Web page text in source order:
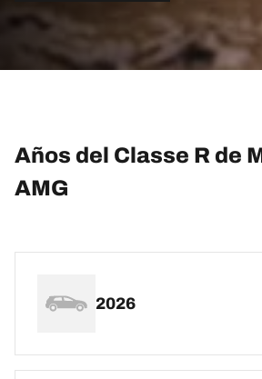
Años del Classe R de
AMG
2026